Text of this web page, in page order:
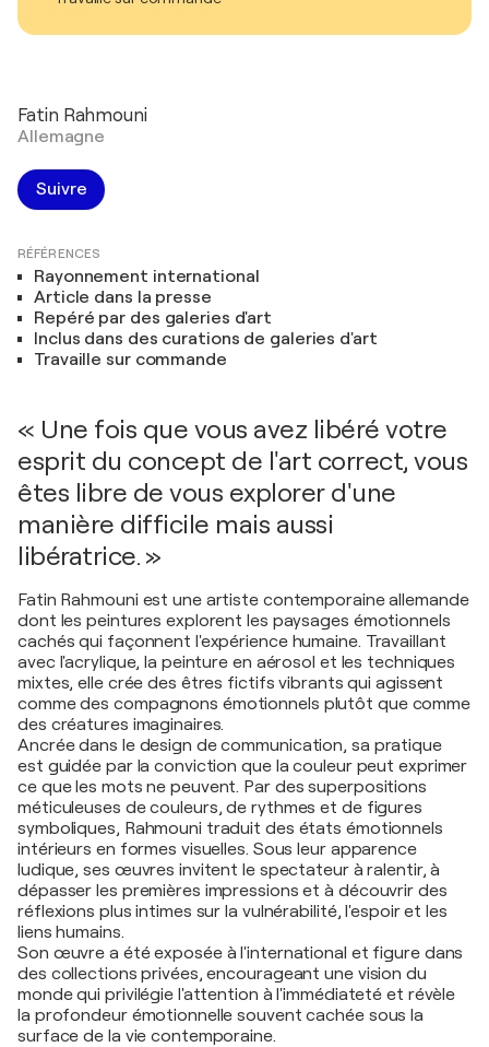
Fatin Rahmouni
Allemagne
Suivre
RÉFÉRENCES
Rayonnement international
Article dans la presse
Repéré par des galeries d'art
Inclus dans des curations de galeries d'art
Travaille sur commande
« Une fois que vous avez libéré votre
esprit du concept de l'art correct, vous
êtes libre de vous explorer d'une
manière difficile mais aussi
libératrice. »
Fatin Rahmouni est une artiste contemporaine allemande
dont les peintures explorent les paysages émotionnels
cachés qui façonnent l'expérience humaine. Travaillant
avec l'acrylique, la peinture en aérosol et les techniques
mixtes, elle crée des êtres fictifs vibrants qui agissent
comme des compagnons émotionnels plutôt que comme
des créatures imaginaires.
Ancrée dans le design de communication, sa pratique
est guidée par la conviction que la couleur peut exprimer
ce que les mots ne peuvent. Par des superpositions
méticuleuses de couleurs, de rythmes et de figures
symboliques, Rahmouni traduit des états émotionnels
intérieurs en formes visuelles. Sous leur apparence
ludique, ses œuvres invitent le spectateur à ralentir, à
dépasser les premières impressions et à découvrir des
réflexions plus intimes sur la vulnérabilité, l'espoir et les
liens humains.
Son œuvre a été exposée à l'international et figure dans
des collections privées, encourageant une vision du
monde qui privilégie l'attention à l'immédiateté et révèle
la profondeur émotionnelle souvent cachée sous la
surface de la vie contemporaine.